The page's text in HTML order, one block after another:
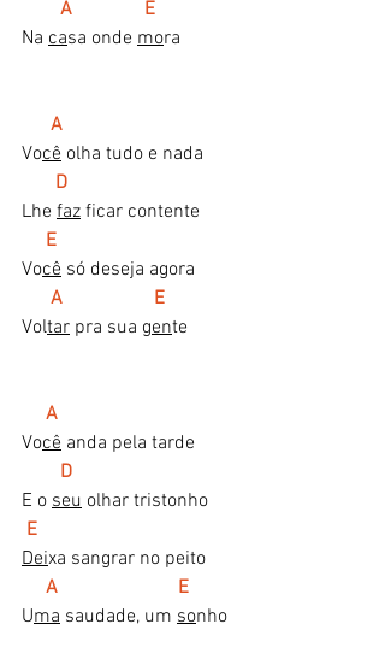
      A               E
Na casa onde mora
    A
Você olha tudo e nada
  D
Lhe faz ficar contente
   E
Você só deseja agora
A                   E
Voltar pra sua gente
A
Você anda pela tarde
D
E o seu olhar tristonho
E
Deixa sangrar no peito
A                         E
Uma saudade, um sonho